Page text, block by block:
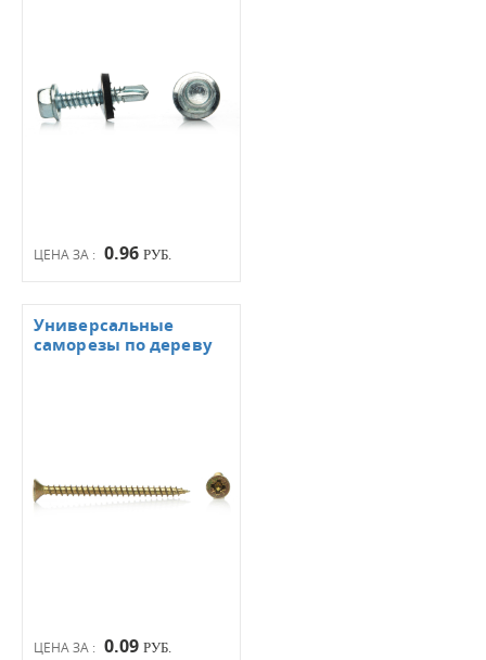
ЦЕНА ЗА : 0.96 РУБ.
ЦЕНА ЗА : 0.09 РУБ.
Универсальные
саморезы по дереву